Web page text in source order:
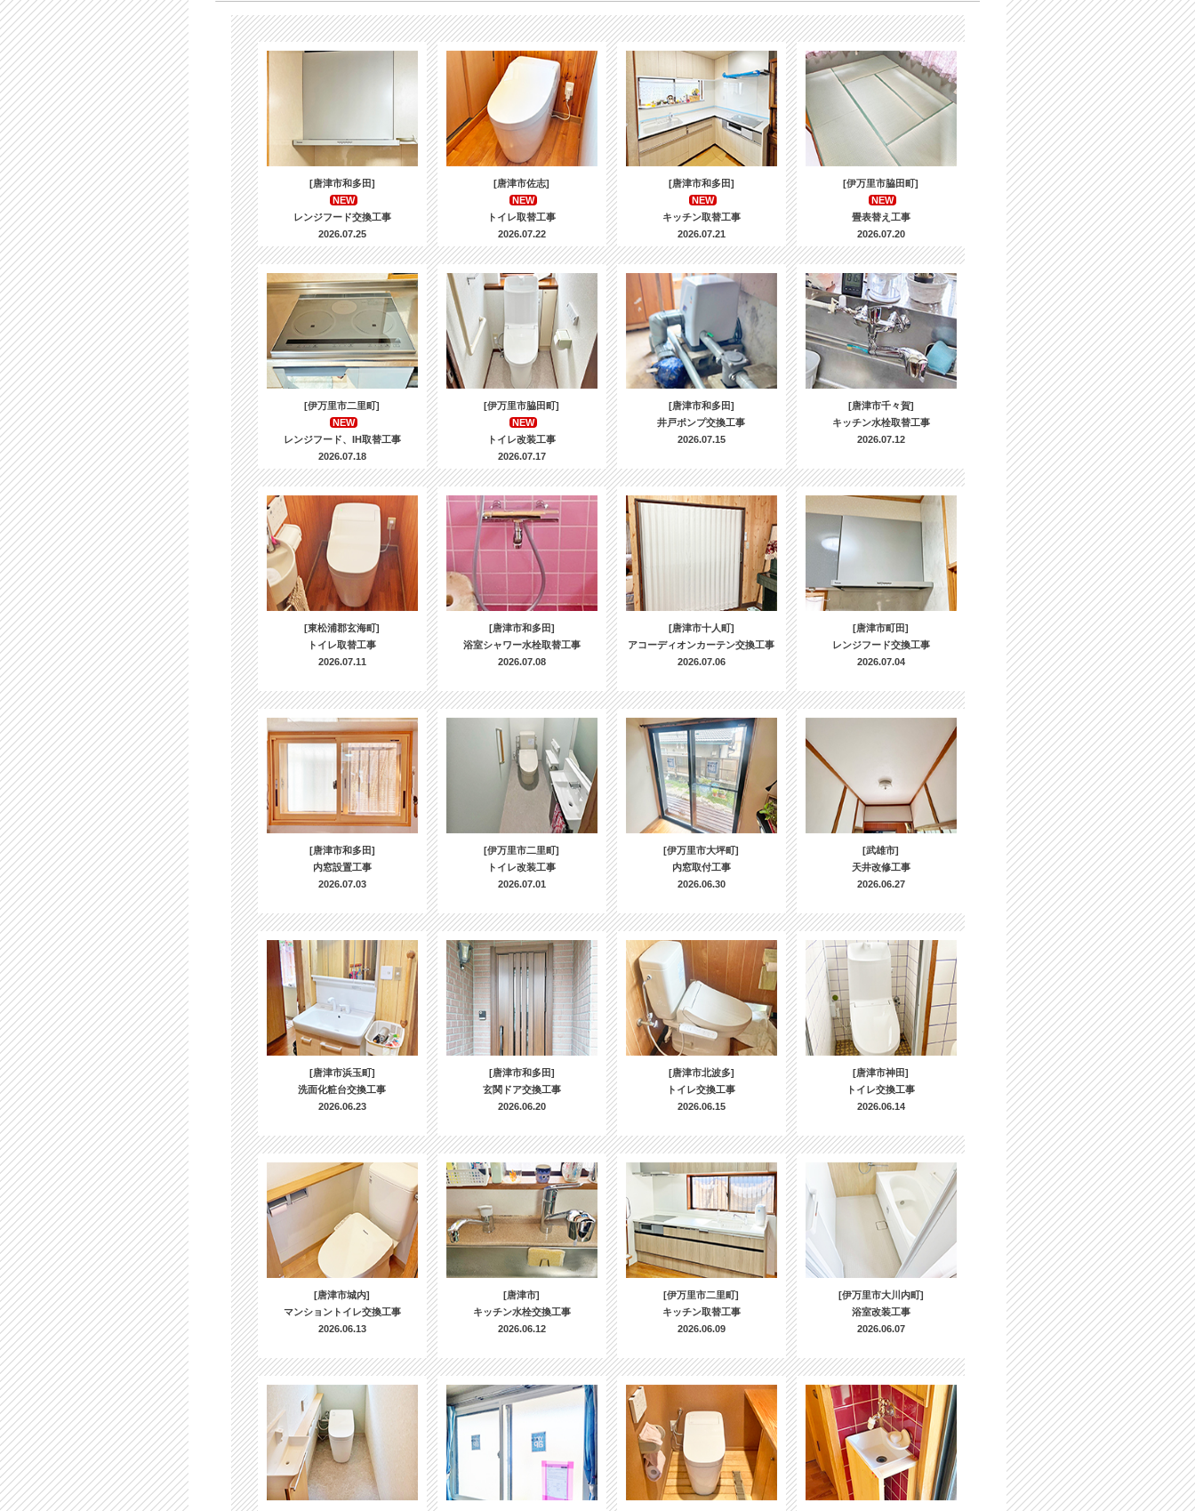
[唐津市和多田]
NEW
レンジフード交換工事
2026.07.25
[唐津市佐志]
NEW
トイレ取替工事
2026.07.22
[唐津市和多田]
NEW
キッチン取替工事
2026.07.21
[伊万里市脇田町]
NEW
畳表替え工事
2026.07.20
[伊万里市二里町]
NEW
レンジフード、IH取替工事
2026.07.18
[伊万里市脇田町]
NEW
トイレ改装工事
2026.07.17
[唐津市和多田]
井戸ポンプ交換工事
2026.07.15
[唐津市千々賀]
キッチン水栓取替工事
2026.07.12
[東松浦郡玄海町]
トイレ取替工事
2026.07.11
[唐津市和多田]
浴室シャワー水栓取替工事
2026.07.08
[唐津市十人町]
アコーディオンカーテン交換工事
2026.07.06
[唐津市町田]
レンジフード交換工事
2026.07.04
[唐津市和多田]
内窓設置工事
2026.07.03
[伊万里市二里町]
トイレ改装工事
2026.07.01
[伊万里市大坪町]
内窓取付工事
2026.06.30
[武雄市]
天井改修工事
2026.06.27
[唐津市浜玉町]
洗面化粧台交換工事
2026.06.23
[唐津市和多田]
玄関ドア交換工事
2026.06.20
[唐津市北波多]
トイレ交換工事
2026.06.15
[唐津市神田]
トイレ交換工事
2026.06.14
[唐津市城内]
マンショントイレ交換工事
2026.06.13
[唐津市]
キッチン水栓交換工事
2026.06.12
[伊万里市二里町]
キッチン取替工事
2026.06.09
[伊万里市大川内町]
浴室改装工事
2026.06.07